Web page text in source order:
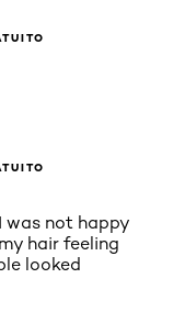
was not happy
hair feeling
looked